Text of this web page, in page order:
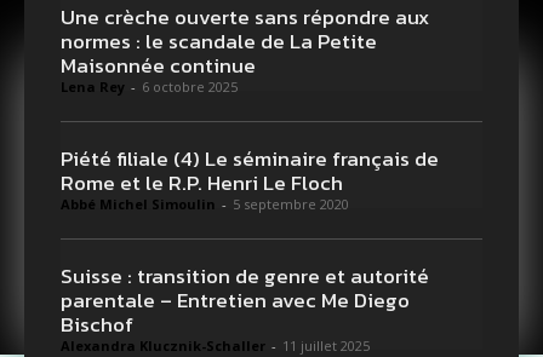
Une crèche ouverte sans répondre aux
normes : le scandale de La Petite
Maisonnée continue
Lena Rey - 6 octobre 2025
Piété filiale (4) Le séminaire français de
Rome et le R.P. Henri Le Floch
Abbé Michel Simoulin - 5 septembre 2020
Suisse : transition de genre et autorité
parentale – Entretien avec Me Diego
Bischof
Alexandra Klucznik-Schaller - 11 juillet 2025